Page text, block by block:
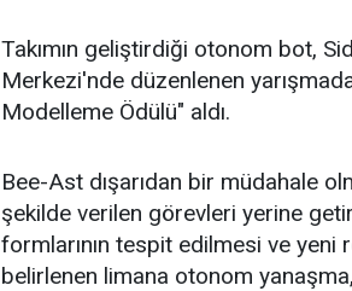
Takımın geliştirdiği otonom bot,
Merkezi'nde düzenlenen
Modelleme Ödülü" aldı.
Bee-Ast dışarıdan bir müdahale
şekilde verilen görevleri yerine
formlarının tespit edilmesi ve
belirlenen limana otonom